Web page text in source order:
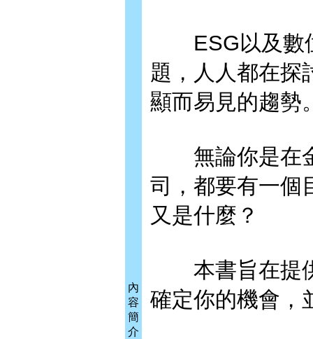
內
容
簡
介
ESG以及數位
題，人人都在探
顯而易見的趨勢
無論你是在金
司，都要有一個
又是什麼？
本書旨在提供
確定你的機會，